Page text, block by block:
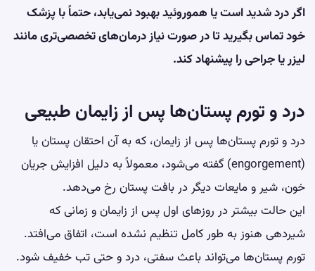
اگر درد شدید است یا هموروئید بهبود نمی‌یابد، حتماً با پزشک
خود تماس بگیرید تا در صورت نیاز درمان‌های تخصصی‌تری مانند
لیزر یا جراحی را پیشنهاد کند.
درد و تورم پستان‌ها پس از زایمان طبیعی
درد و تورم پستان‌ها پس از زایمان، که به آن احتقان پستان یا
(engorgement) گفته می‌شود، معمولاً به دلیل افزایش جریان
خون، شیر و مایعات دیگر در بافت پستان رخ می‌دهد.
این حالت بیشتر در روزهای اول پس از زایمان و زمانی که
شیردهی هنوز به طور کامل تنظیم نشده است، اتفاق می‌افتد.
تورم پستان‌ها می‌تواند باعث سفتی، درد و حتی تب خفیف شود.